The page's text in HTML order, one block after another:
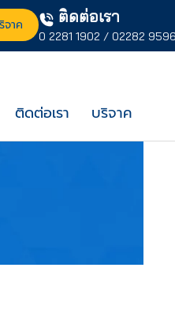
จาค ติดต่อเรา
0 2281 1902 / 02282
ติดต่อเรา บริจาค